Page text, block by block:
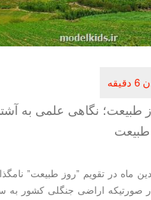
نگاهی علمی به آشتی
روز ۱۳ فروردین ماه در تقویم ˮروز طبیعتˮ نامگذاری
اراضی جنگلی کشور به سبب